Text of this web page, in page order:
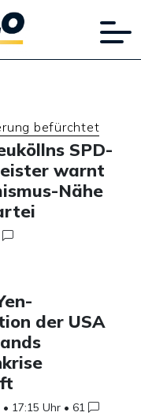
befürchtet
SPD-
warnt
Nähe
der USA
• 17:15 Uhr • 61